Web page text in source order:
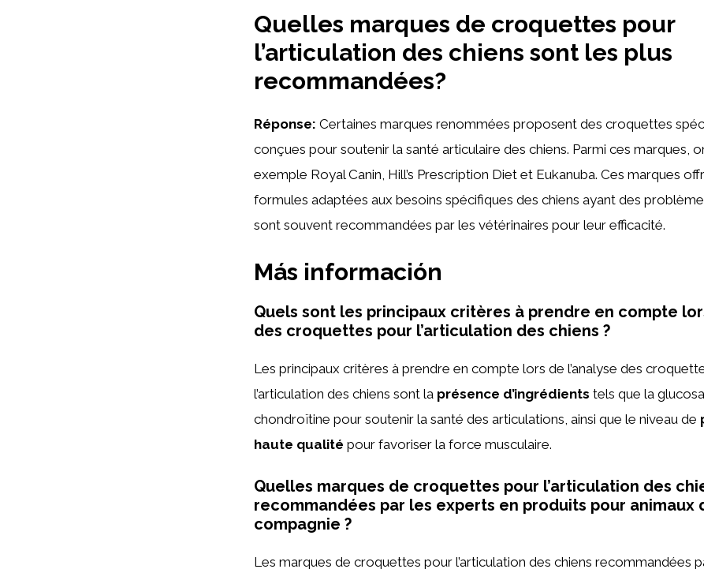
Quelles marques de croquettes pour
l’articulation des chiens sont les plus
recommandées?
Réponse: Certaines marques renommées proposent des croquettes
conçues pour soutenir la santé articulaire des chiens. Parmi ces marques,
exemple Royal Canin, Hill’s Prescription Diet et Eukanuba. Ces marques
formules adaptées aux besoins spécifiques des chiens ayant des
sont souvent recommandées par les vétérinaires pour leur efficacité.
Más información
Quels sont les principaux critères à prendre en compte
des croquettes pour l’articulation des chiens ?
Les principaux critères à prendre en compte lors de l’analyse des
l’articulation des chiens sont la présence d’ingrédients tels que la
chondroïtine pour soutenir la santé des articulations, ainsi que le niveau de
haute qualité pour favoriser la force musculaire.
Quelles marques de croquettes pour l’articulation des
recommandées par les experts en produits pour animaux
compagnie ?
Les marques de croquettes pour l’articulation des chiens recommandées